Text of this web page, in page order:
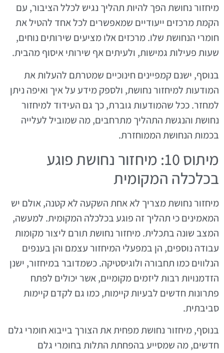
מיחזור נחושת הפך להיות תהליך נגיש לכלל הציבור, עם
הקמת מרכזים ייעודיים שמאפשרים לכל אחד להטיל את
חומרי הנחושת שלו. מרכזים אלו מציעים שירותים נוחים,
שעות פעילות גמישות, ולעיתים אף שירותי איסוף מהבית.
בנוסף, ישנם קמפיינים חינוכיים שמטרתם להעלות את
המודעות למיחזור נחושת, ולספק מידע על איך ואיפה ניתן
למחזר. ככל שהמודעות גוברת, כך גם העידוד למיחזור
נחושת והנגשת התהליך מתרחבים, מה שמוביל לעלייה
בכמות הנחושת הממוחזרת.
מיתוס 10: מיחזור נחושת פוגע
בכלכלה המקומית
מיחזור נחושת מצריך לא אחת השקעה לא קטנה, אולם יש
המאמינים כי תהליך זה פוגע בכלכלה המקומית. למעשה,
המצב שונה בתכלית. מיחזור נחושת תורם ליצור מקומות
עבודה נוספים, הן במפעלי המיחזור עצמם והן בענפים
הנלווים כמו תחבורה ולוגיסטיקה. כשמדובר במיחזור, ישנן
הזדמנויות רבות ליזמים מקומיים, אשר יכולים לפתח
פתרונות חדשים לבעיות קיימות, כמו גם לקדם קיימות
סביבתית.
בנוסף, מיחזור נחושת מפחית את הצורך בייבוא חומרי גלם
חדשים, מה שמסייע בהפחתת התלות בחומרי גלם